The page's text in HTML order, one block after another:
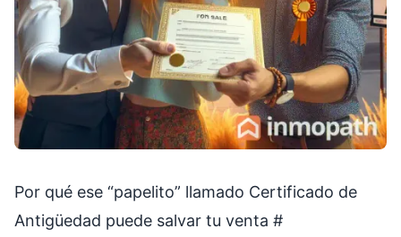
Por qué ese “papelito” llamado Certificado de
Antigüedad puede salvar tu venta #